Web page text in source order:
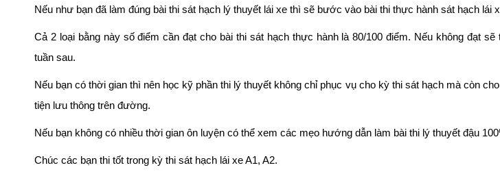
Nếu như bạn đã làm đúng bài thi sát hạch lý thuyết lái xe thì sẽ bước vào bài thi thực hành sát hạch lái
Cả 2 loại bằng này số điểm cần đạt cho bài thi sát hạch thực hành là 80/100 điểm. Nếu không đạt
tuần sau.
Nếu bạn có thời gian thì nên học kỹ phần thi lý thuyết không chỉ phục vụ cho kỳ thi sát hạch mà còn
tiện lưu thông trên đường.
Nếu bạn không có nhiều thời gian ôn luyện có thể xem các mẹo hướng dẫn làm bài thi lý thuyết đậu
Chúc các bạn thi tốt trong kỳ thi sát hạch lái xe A1, A2.